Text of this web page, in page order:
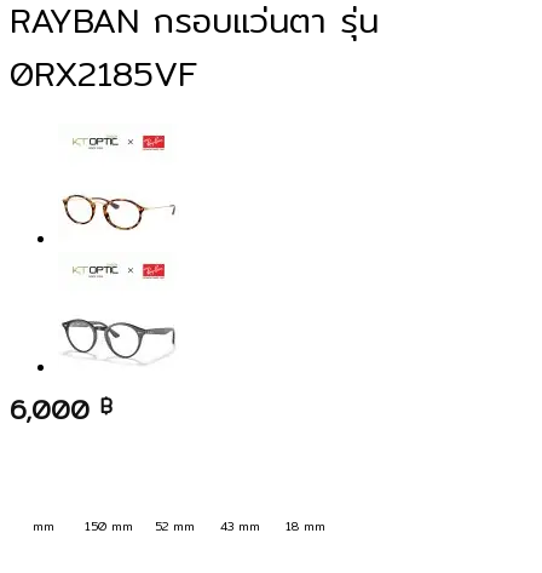
RAYBAN กรอบแว่นตา รุ่น
0RX2185VF
6,000 ฿
mm 150 mm 52 mm 43 mm 18 mm